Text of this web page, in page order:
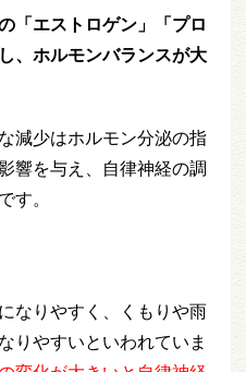
「エストロゲン」「プロ
、ホルモンバランスが大
減少はホルモン分泌の指
響を与え、自律神経の調
す。
なりやすく、くもりや雨
りやすいといわれていま